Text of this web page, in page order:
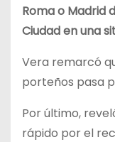
Roma o Madrid
Ciudad en una
Vera remarcó
porteños pasa
Por último,
rápido por el